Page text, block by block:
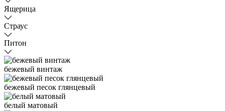
Ящерица
Страус
Питон
бежевый винтаж
бежевый песок глянцевый
белый матовый